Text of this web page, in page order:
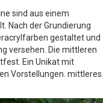
sind aus einem
Nach der Grundierung
gestaltet und
versehen. Die mittleren
Ein Unikat mit
Vorstellungen. mittleres